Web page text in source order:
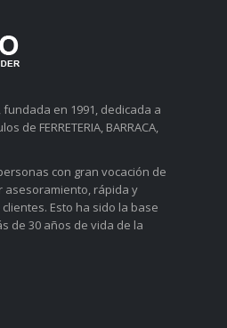
en 1991, dedicada a
de FERRETERIA, BARRACA,
con gran vocación de
rápida y
Esto ha sido la base
de 30 años de vida de la